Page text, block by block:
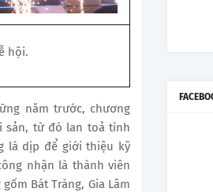
hội.
năm trước, chương
sản, từ đó lan toả tình
là dịp để giới thiệu kỹ
nhận là thành viên
Bát Tràng, Gia Lâm